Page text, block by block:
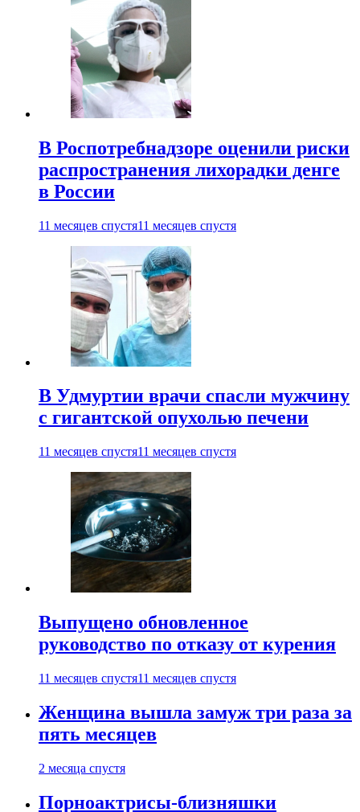
В Роспотребнадзоре оценили риски
распространения лихорадки денге
в России
11 месяцев спустя11 месяцев спустя
В Удмуртии врачи спасли мужчину
с гигантской опухолью печени
11 месяцев спустя11 месяцев спустя
Выпущено обновленное
руководство по отказу от курения
11 месяцев спустя11 месяцев спустя
Женщина вышла замуж три раза за
пять месяцев
2 месяца спустя
Порноактрисы-близняшки